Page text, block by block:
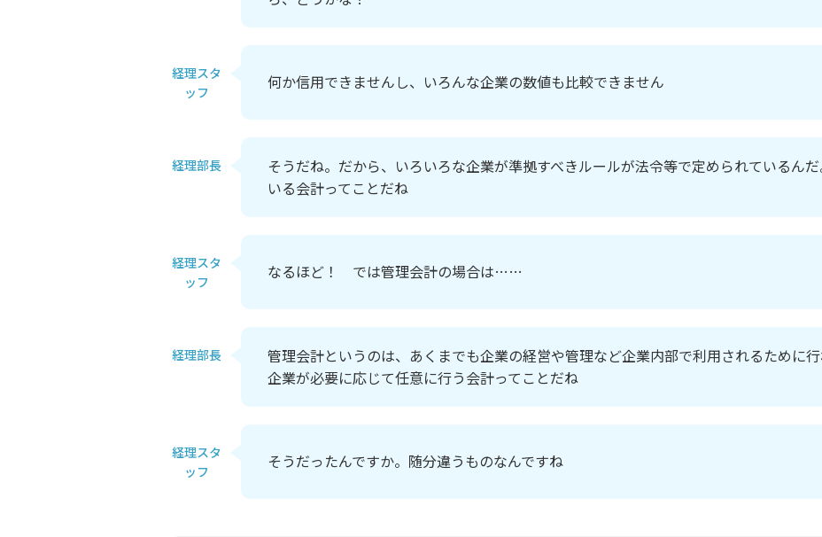
経理スタ
ッフ
何か信用できませんし、いろんな企業の数値も比較できません
経理部長
そうだね。だから、いろいろな企業が準拠すべきルールが法令等で定められているん
いる会計ってことだね
経理スタ
ッフ
なるほど！ では管理会計の場合は……
経理部長
管理会計というのは、あくまでも企業の経営や管理など企業内部で利用されるために
企業が必要に応じて任意に行う会計ってことだね
経理スタ
ッフ
そうだったんですか。随分違うものなんですね